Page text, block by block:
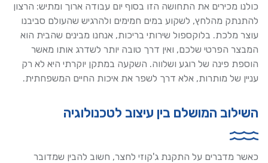
כולנו מכירים את התחושה הזו בסוף יום עבודה ארוך ומתיש: הרצון
להתנתק מהלחץ, לשקוע במים חמימים ולהרגיש שהעולם סביבנו
עוצר מלכת. בלוקספול שירותי בריכות, אנחנו מבינים שהבית הוא
המבצר הפרטי שלכם, ואין דרך טובה יותר לשדרג אותו מאשר
הוספת פינה של רוגע ושלווה. השקעה במתקן יוקרתי היא לא רק
עניין של מותרות, אלא דרך לשפר את איכות החיים המשפחתית.
השילוב המושלם בין עיצוב לטכנולוגיה
כאשר מדברים על התקנת ג'קוזי לחצר, חשוב להבין שמדובר